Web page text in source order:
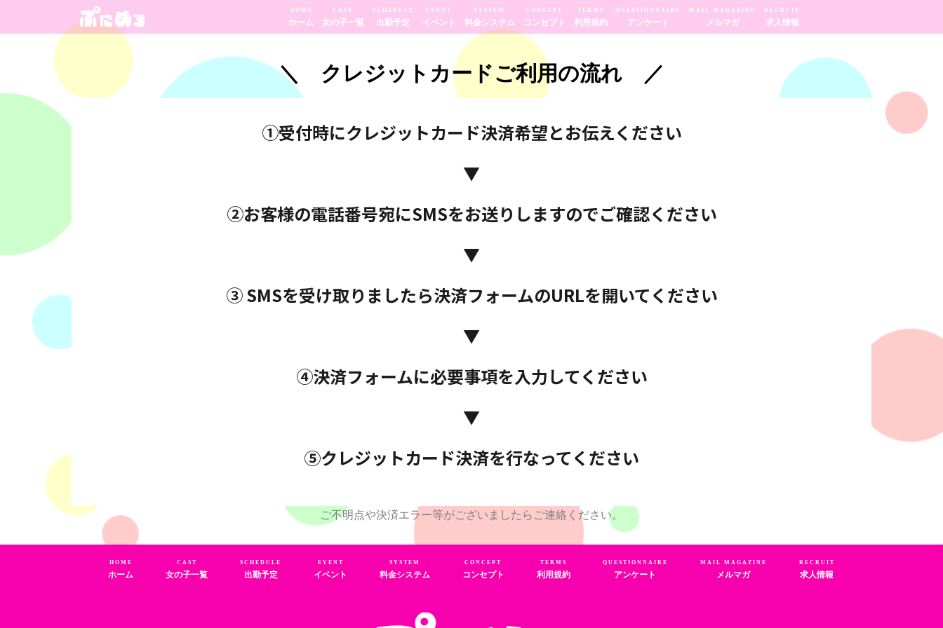
HOME
ホーム
CAST
女の子一覧
SCHEDULE
出勤予定
EVENT
イベント
SYSTEM
料金システム
CONCEPT
コンセプト
TERMS
利用規約
QUESTIONNAIRE
アンケート
MAIL MAGAZINE
メルマガ
RECRUIT
求人情報
＼ クレジットカードご利用の流れ ／
①受付時にクレジットカード決済希望とお伝えください
▼
②お客様の電話番号宛にSMSをお送りしますのでご確認ください
▼
③ SMSを受け取りましたら決済フォームのURLを開いてください
▼
④決済フォームに必要事項を入力してください
▼
⑤クレジットカード決済を行なってください
ご不明点や決済エラー等がございましたらご連絡ください。
HOME
ホーム
CAST
女の子一覧
SCHEDULE
出勤予定
EVENT
イベント
SYSTEM
料金システム
CONCEPT
コンセプト
TERMS
利用規約
QUESTIONNAIRE
アンケート
MAIL MAGAZINE
メルマガ
RECRUIT
求人情報